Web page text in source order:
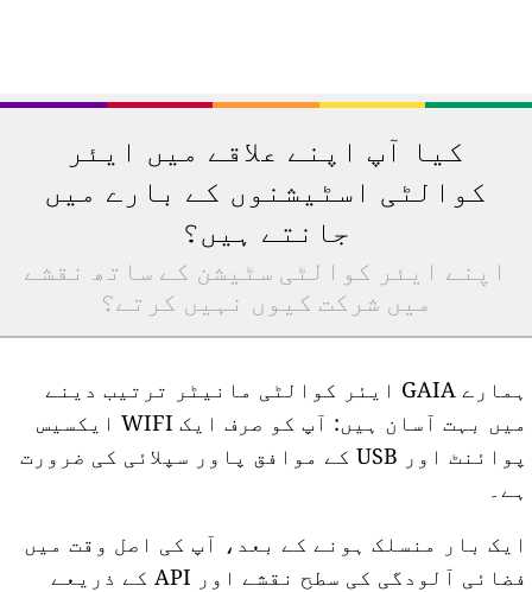
کیا آپ اپنے علاقے میں ایئر
کوالٹی اسٹیشنوں کے بارے میں
جانتے ہیں؟
اپنے ایئر کوالٹی سٹیشن کے ساتھ نقشے
میں شرکت کیوں نہیں کرتے؟
ہمارے GAIA ایئر کوالٹی مانیٹر ترتیب دینے
میں بہت آسان ہیں: آپ کو صرف ایک WIFI ایکسیس
پوائنٹ اور USB کے موافق پاور سپلائی کی ضرورت
ہے۔
ایک بار منسلک ہونے کے بعد، آپ کی اصل وقت میں
فضائی آلودگی کی سطح نقشے اور API کے ذریعے